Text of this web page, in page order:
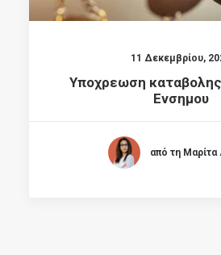
11 Δεκεμβρίου,
Υποχρεωση
Ενσημου
από τη Μαρίτα